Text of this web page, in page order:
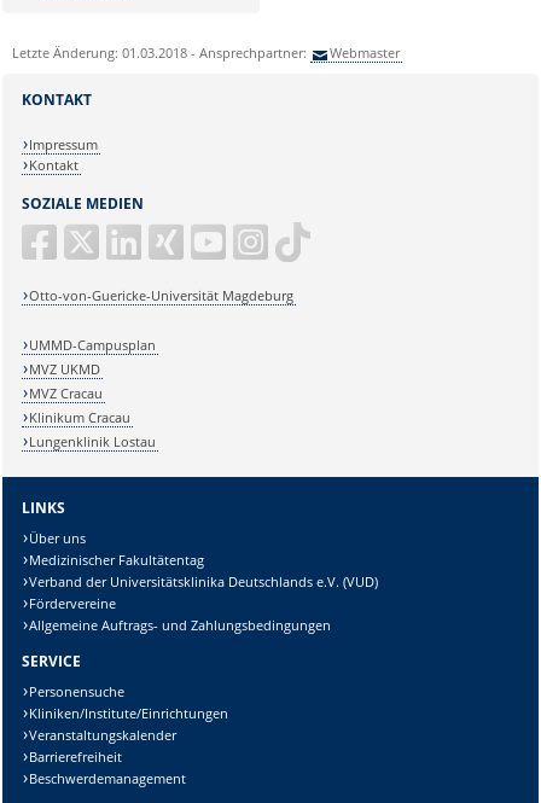
Letzte Änderung: 01.03.2018 - Ansprechpartner: Webmaster
SOZIALE MEDIEN
Otto-von-Guericke-Universität Magdeburg
KONTAKT
Impressum
Kontakt
UMMD-Campusplan
MVZ UKMD
MVZ Cracau
Klinikum Cracau
Lungenklinik Lostau
LINKS
Über uns
Medizinischer Fakultätentag
Verband der Universitätsklinika Deutschlands e.V. (VUD)
Fördervereine
Allgemeine Auftrags- und Zahlungsbedingungen
SERVICE
Personensuche
Kliniken/Institute/Einrichtungen
Veranstaltungskalender
Barrierefreiheit
Beschwerdemanagement